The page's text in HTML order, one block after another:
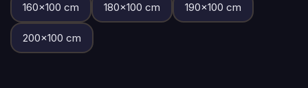
160×100 cm 180×100 cm 190×100 cm
200×100 cm